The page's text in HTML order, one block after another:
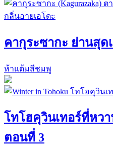
คากุระซากะ ย่านสุด
ห้าแต้มสีชมพู
โทโฮคุวินเทอร์ที่หว
ตอนที่ 3